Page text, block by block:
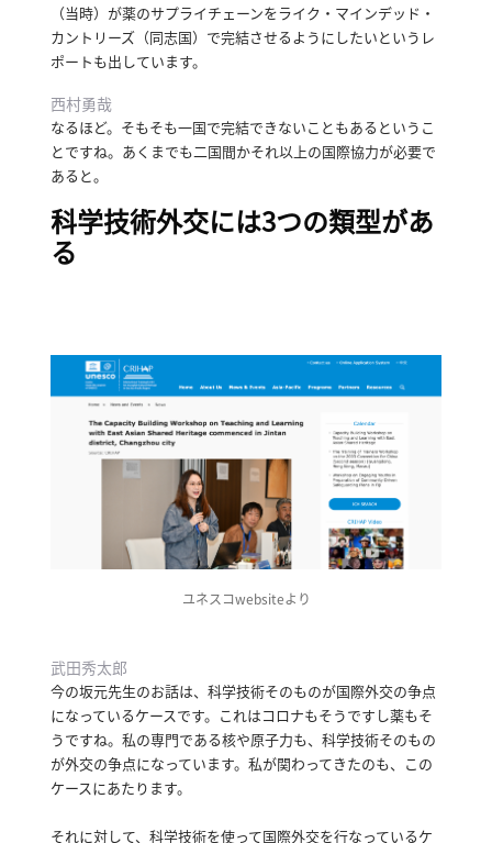
（当時）が薬のサプライチェーンをライク・マインデッド・
カントリーズ（同志国）で完結させるようにしたいというレ
ポートも出しています。
西村勇哉
なるほど。 そもそも一国で完結できないこともあるというこ
とですね。 あくまでも二国間かそれ以上の国際協力が必要で
あると。
科学技術外交には3つの類型があ
る
ユネスコwebsiteより
武田秀太郎
今の坂元先生のお話は、科学技術そのものが国際外交の争点
になっているケースです。 これはコロナもそうですし薬もそ
うですね。 私の専門である核や原子力も、科学技術そのもの
が外交の争点になっています。 私が関わってきたのも、この
ケースにあたります。
それに対して、科学技術を使って国際外交を行なっているケ